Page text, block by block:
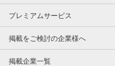
プレミアムサービス
掲載をご検討の企業様へ
掲載企業一覧